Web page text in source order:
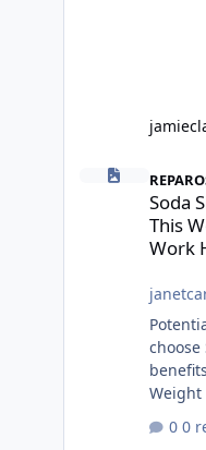
Soda
This
Work
choose
Weight
eating
0